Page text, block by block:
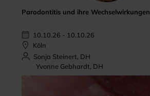
Parodontitis und ihre Wechselwirkungen
10.10.26 - 10.10.26
Köln
Sonja Steinert, DH
Yvonne Gebhardt, DH